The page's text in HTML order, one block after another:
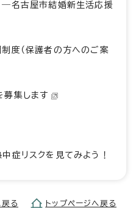
―名古屋市結婚新生活応援
度（保護者の方へのご案
集します
症リスクを見てみよう！
る トップページへ戻る